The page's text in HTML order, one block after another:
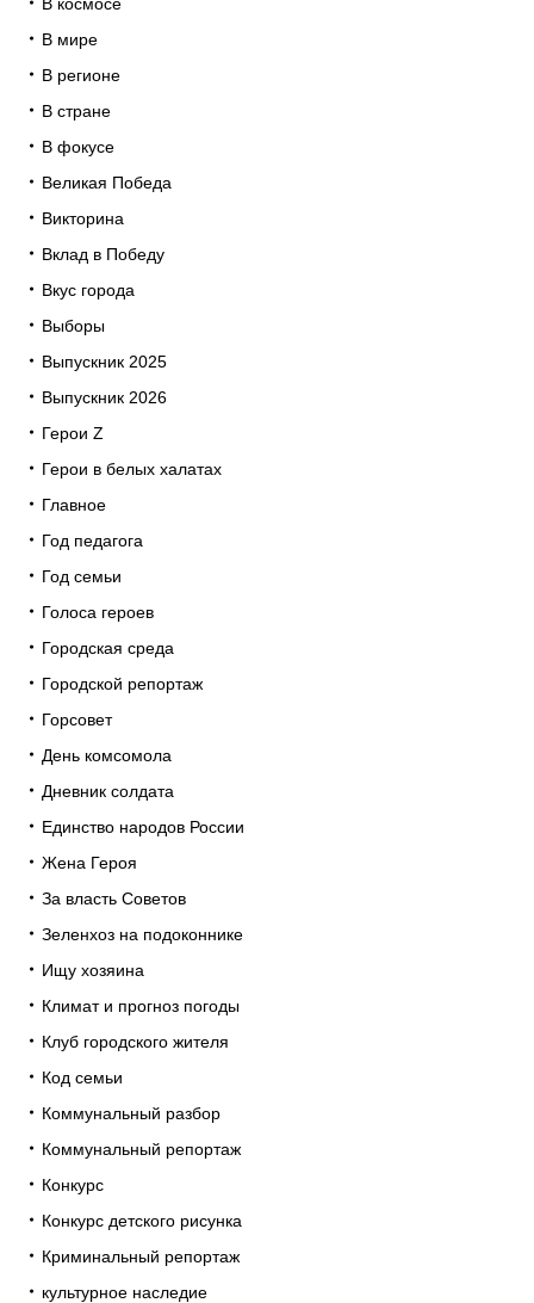
В мире
В регионе
В стране
В фокусе
Великая Победа
Викторина
Вклад в Победу
Вкус города
Выборы
Выпускник 2025
Выпускник 2026
Герои Z
Герои в белых халатах
Главное
Год педагога
Год семьи
Голоса героев
Городская среда
Городской репортаж
Горсовет
День комсомола
Дневник солдата
Единство народов России
Жена Героя
За власть Советов
Зеленхоз на подоконнике
Ищу хозяина
Климат и прогноз погоды
Клуб городского жителя
Код семьи
Коммунальный разбор
Коммунальный репортаж
Конкурс
Конкурс детского рисунка
Криминальный репортаж
культурное наследие